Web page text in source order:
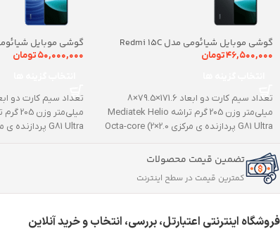
گوشی موبایل شیائومی مدل Redmi 15C
ظرفیت 128 گیگابایت رم 4 گیگابایت
۴۶,۵۰۰,۰۰۰تومان
تعداد سیم کارت دو ابعاد 171.6×79.5×8
میلی‌متر وزن 205 گرم تراشه Mediatek Helio
G81 Ultra پردازنده ‌ی مرکزی Octa-core (2×2.0
ظرفیت 256 گیگابایت رم 8 گیگابایت
۵۰,۰۰۰,۰۰۰تومان
G81 Ultra پردازنده ‌ی مرکزی Octa-core (2×2.0
تضمین قیمت محصولات
کمترین قیمت در سطح اینترنت
فروشگاه اینترنتی اعتبارتل، بررسی، انتخاب و خرید آنلاین